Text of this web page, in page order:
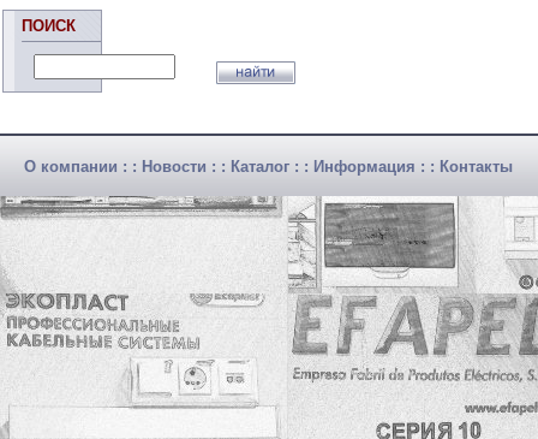
ПОИСК
О компании : : Новости : : Каталог : : Информация : : Контакты